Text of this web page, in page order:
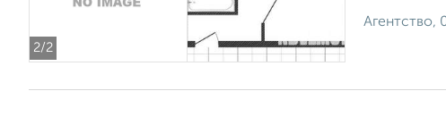
2/2
Агентство,